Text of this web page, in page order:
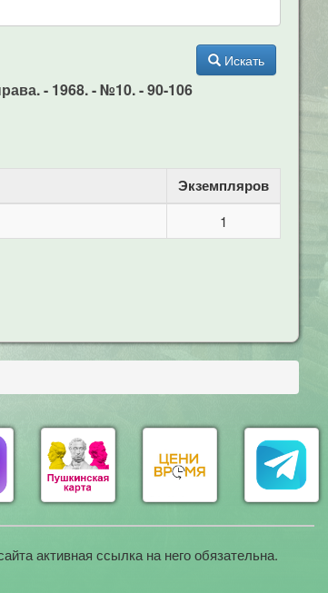
Искать
- 1968. - №10. - 90-106
Экземпляров
1
активная ссылка на него обязательна.